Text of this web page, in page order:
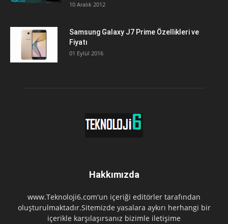
10 Aralık 2012
Samsung Galaxy J7 Prime Özellikleri ve
Fiyatı
01 Eylül 2016
Hakkımızda
www.Teknoloji6.com'un içeriği editörler tarafından
oluşturulmaktadır.Sitemizde yasalara aykırı herhangi bir
içerikle karşılaşırsanız bizimle iletişime